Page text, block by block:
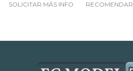
SOLICITAR MÁS INFO RECOMENDAR